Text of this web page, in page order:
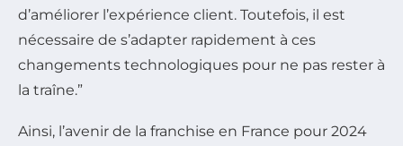
d’améliorer l’expérience client. Toutefois, il est
nécessaire de s’adapter rapidement à ces
changements technologiques pour ne pas rester à
la traîne.”
Ainsi, l’avenir de la franchise en France pour 2024